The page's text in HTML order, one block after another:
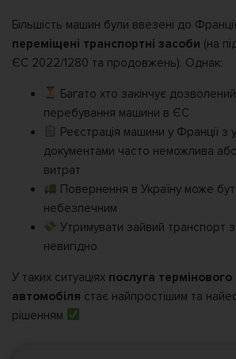
Більшість машин були ввезені до
переміщені транспортні засоби (на
ЄС 2022/1280 та продовжень). Однак:
Багато хто закінчує
перебування машини в ЄС
Реєстрація машини у Франції з
документами часто неможлива
витрат
Повернення в Україну може
небезпечним
Утримувати зайвий транспорт
невигідно
У таких ситуаціях послуга термінового
автомобіля стає найпростішим та
рішенням